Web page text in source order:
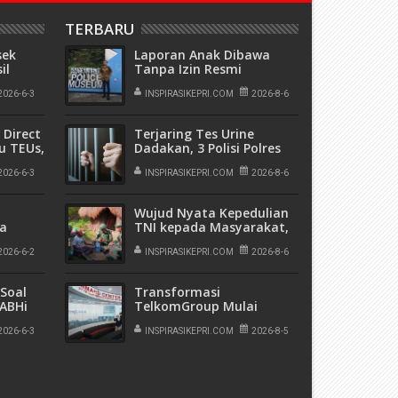
6-3
Direct
TEUs,
6-3
6-2
dan
6-3
TERBARU
Laporan Anak Dibawa
Tanpa Izin Resmi
Dihentikan Polsek Lubuk
Baja, Murni Sengketa Hak
INSPIRASIKEPRI.COM 2026-8-6
Terjaring Tes Urine
Dadakan, 3 Polisi Polres
Kepulauan Anambas
Positif Sabu
INSPIRASIKEPRI.COM 2026-8-6
Wujud Nyata Kepedulian
TNI kepada Masyarakat,
Satgas Yonif 136/Tuah
Sakti Gelar Pengobatan
Kalome
INSPIRASIKEPRI.COM 2026-8-6
Transformasi
TelkomGroup Mulai
Tunjukkan Hasil,
InfraNexia Catat Kinerja
INSPIRASIKEPRI.COM 2026-8-5